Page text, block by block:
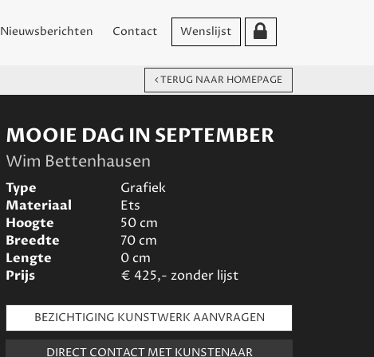
Nieuwsberichten Contact Wenslijst
TERUG NAAR HOMEPAGE
MOOIE DAG IN SEPTEMBER
Wim Bettenhausen
Type
Grafiek
Materiaal
Ets
Hoogte
50cm
Breedte
70cm
Lengte
0cm
Prijs
€ 425,- zonder lijst
BEZICHTIGING KUNSTWERK AANVRAGEN
DIRECT CONTACT MET KUNSTENAAR